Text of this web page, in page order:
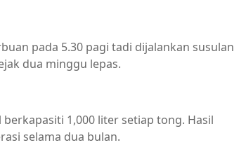
pada 5.30 pagi tadi dijalankan susulan
dua minggu lepas.
1,000 liter setiap tong. Hasil
selama dua bulan.